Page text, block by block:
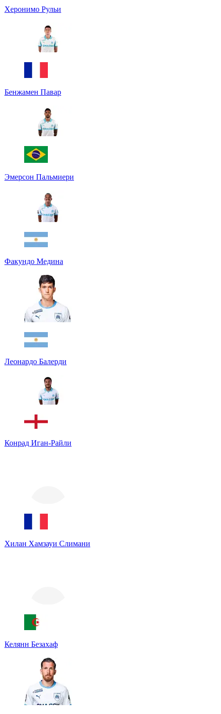
Херонимо Рульи
Бенжамен Павар
Эмерсон Пальмиери
Факундо Медина
Леонардо Балерди
Конрад Иган-Райли
Хилан Хамзауи Слимани
Келянн Безахаф